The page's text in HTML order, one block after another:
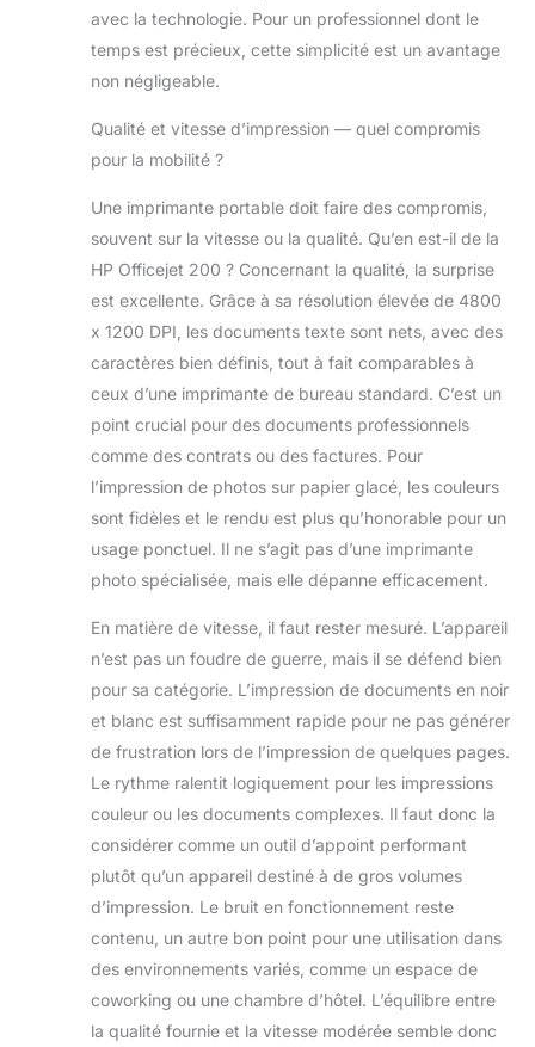
avec la technologie. Pour un professionnel dont le
temps est précieux, cette simplicité est un avantage
non négligeable.
Qualité et vitesse d’impression — quel compromis
pour la mobilité ?
Une imprimante portable doit faire des compromis,
souvent sur la vitesse ou la qualité. Qu’en est-il de la
HP Officejet 200 ? Concernant la qualité, la surprise
est excellente. Grâce à sa résolution élevée de 4800
x 1200 DPI, les documents texte sont nets, avec des
caractères bien définis, tout à fait comparables à
ceux d’une imprimante de bureau standard. C’est un
point crucial pour des documents professionnels
comme des contrats ou des factures. Pour
l’impression de photos sur papier glacé, les couleurs
sont fidèles et le rendu est plus qu’honorable pour un
usage ponctuel. Il ne s’agit pas d’une imprimante
photo spécialisée, mais elle dépanne efficacement.
En matière de vitesse, il faut rester mesuré. L’appareil
n’est pas un foudre de guerre, mais il se défend bien
pour sa catégorie. L’impression de documents en noir
et blanc est suffisamment rapide pour ne pas générer
de frustration lors de l’impression de quelques pages.
Le rythme ralentit logiquement pour les impressions
couleur ou les documents complexes. Il faut donc la
considérer comme un outil d’appoint performant
plutôt qu’un appareil destiné à de gros volumes
d’impression. Le bruit en fonctionnement reste
contenu, un autre bon point pour une utilisation dans
des environnements variés, comme un espace de
coworking ou une chambre d’hôtel. L’équilibre entre
la qualité fournie et la vitesse modérée semble donc